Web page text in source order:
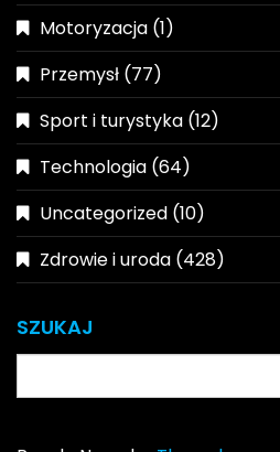
Motoryzacja (1)
Przemysł (77)
Sport i turystyka (12)
Technologia (64)
Uncategorized (10)
Zdrowie i uroda (428)
SZUKAJ
for: